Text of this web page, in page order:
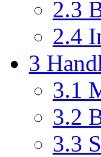
2.3
2.4
3
3.1
3.2
3.3